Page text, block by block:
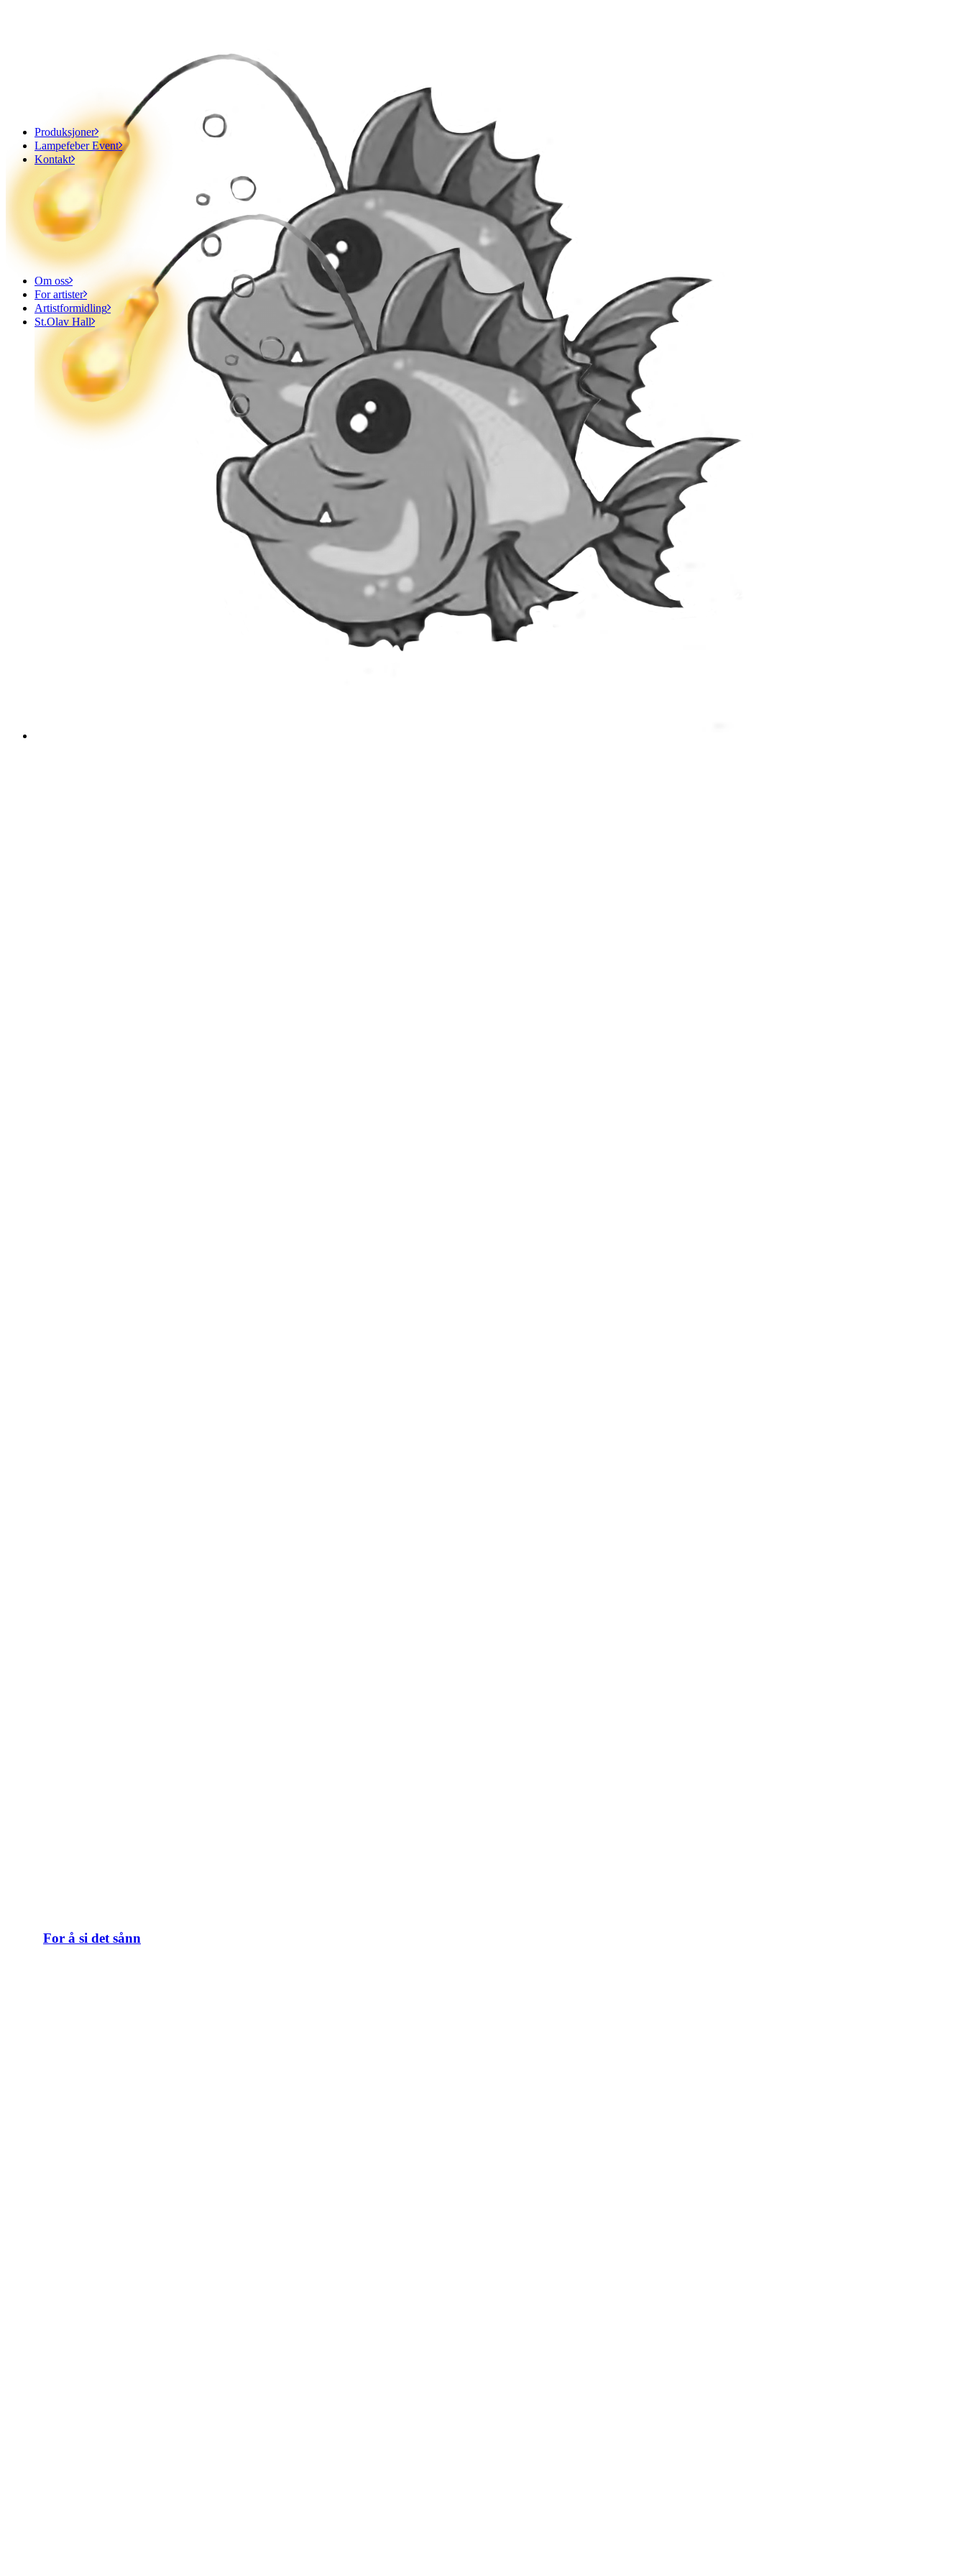
Produksjoner
Lampefeber Event
Kontakt
Om oss
For artister
Artistformidling
St.Olav Hall
For å si det sånn